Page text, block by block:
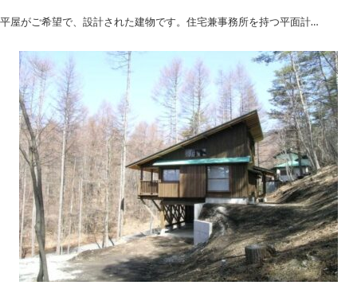
平屋がご希望で、設計された建物です。住宅兼事務所を持つ平面計…